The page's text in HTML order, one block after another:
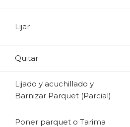
Lijar
Quitar
Lijado y acuchillado y
Barnizar Parquet (Parcial)
Poner parquet o Tarima